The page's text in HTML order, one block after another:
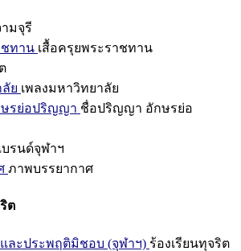
มจุรี
ชทาน เสื้อครุยพระราชทาน
ย เพลงมหาวิทยาลัย
รย่อปริญญา ชื่อปริญญา อักษรย่อ
รนด์จุฬาฯ
ภาพบรรยากาศ
ต
และประพฤติมิชอบ (จุฬาฯ) ร้องเรียนทุจริต